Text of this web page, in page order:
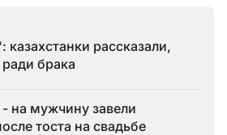
рассказали,
брака
на мужчину завели
тоста на свадьбе